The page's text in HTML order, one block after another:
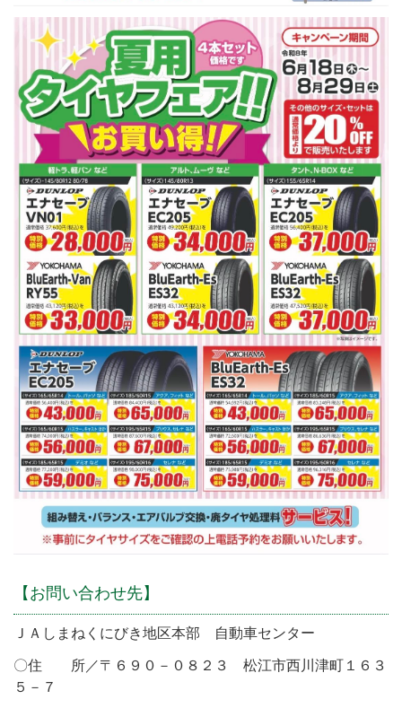
【お問い合わせ先】
ＪＡしまねくにびき地区本部 自動車センター
〇住 所／〒６９０－０８２３ 松江市西川津町１６３
５－７